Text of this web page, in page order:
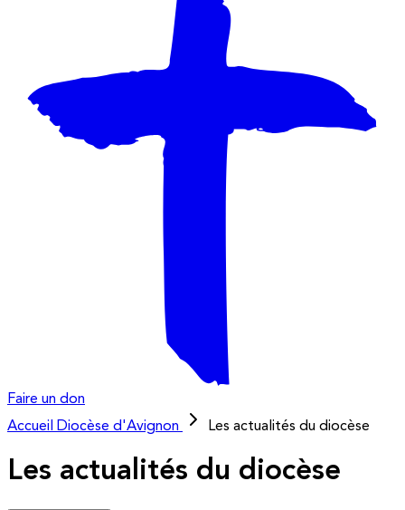
Faire un don
Accueil
Diocèse d'Avignon Les actualités du diocèse
Les actualités du diocèse